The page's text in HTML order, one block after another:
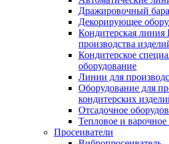
Дражировочный
Декорирующее
Кондитерская линия
производства
Кондитерское
оборудование
Линии для
Оборудование для
кондитерских
Отсадочное
Тепловое и
Просеиватели